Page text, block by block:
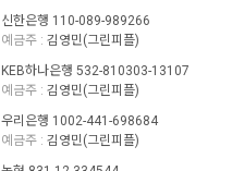
신한은행 110-089-989266
예금주 : 김영민(그린피플)
KEB하나은행 532-810303-13107
예금주 : 김영민(그린피플)
우리은행 1002-441-698684
예금주 : 김영민(그린피플)